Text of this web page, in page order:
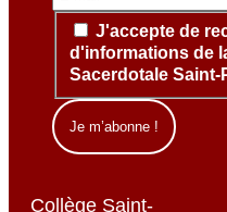
J'accepte de
d'informations de
Sacerdotale
Collège Saint-